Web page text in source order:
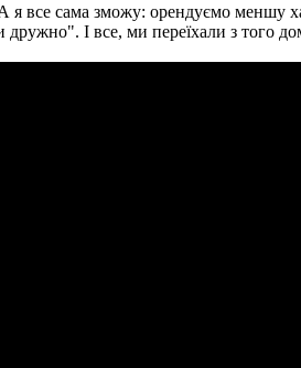
все сама зможу: орендуємо меншу
І все, ми переїхали з того